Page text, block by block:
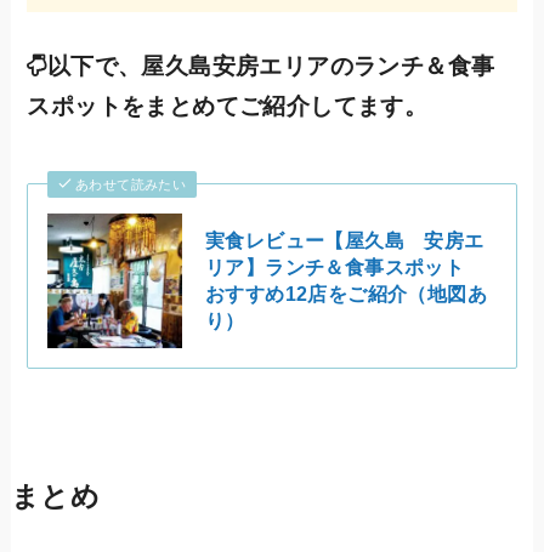
以下で、屋久島安房エリアのランチ＆食事
スポットをまとめてご紹介してます。
あわせて読みたい
実食レビュー【屋久島 安房エ
リア】ランチ＆食事スポット
おすすめ12店をご紹介（地図あ
り）
まとめ